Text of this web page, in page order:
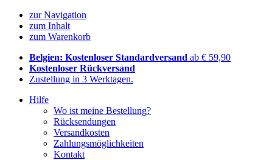
zur Navigation
zum Inhalt
zum Warenkorb
Belgien: Kostenloser Standardversand ab € 59,90
Kostenloser Rückversand
Zustellung in 3 Werktagen.
Hilfe
Wo ist meine Bestellung?
Rücksendungen
Versandkosten
Zahlungsmöglichkeiten
Kontakt